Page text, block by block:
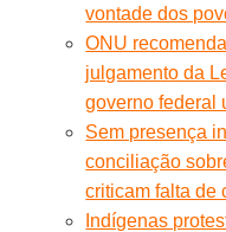
vontade dos
ONU
julgamento da
governo federal
Sem presença
conciliação
criticam falta de
Indígenas